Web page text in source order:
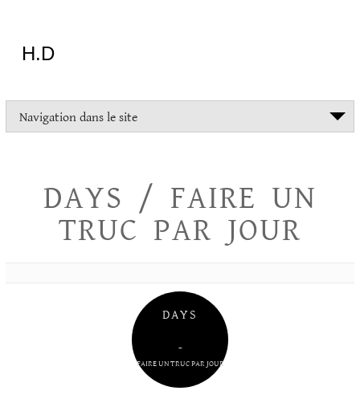
H.D
Navigation dans le site
DAYS / FAIRE UN
TRUC PAR JOUR
DAYS
–
FAIRE UN TRUC PAR JOUR